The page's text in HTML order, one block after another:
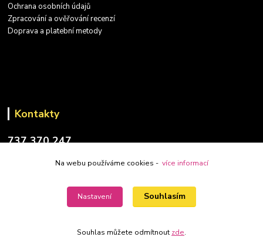
Ochrana osobních údajů
Zpracování a ověřování recenzí
Doprava a platební metody
Kontakty
737 370 247
Na webu používáme cookies - více informací
Nastavení Souhlasím
Souhlas můžete odmítnout zde.